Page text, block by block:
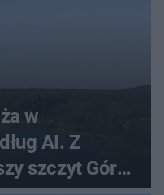
w
AI. Z
szczyt Gór